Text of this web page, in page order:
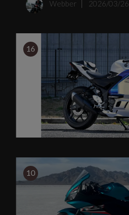
Webber 2026/03/26
16
10